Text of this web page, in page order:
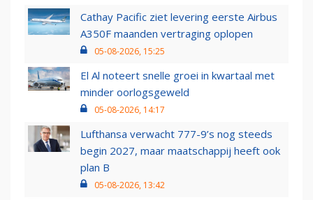
Cathay Pacific ziet levering eerste Airbus
A350F maanden vertraging oplopen
05-08-2026, 15:25
El Al noteert snelle groei in kwartaal met
minder oorlogsgeweld
05-08-2026, 14:17
Lufthansa verwacht 777-9’s nog steeds
begin 2027, maar maatschappij heeft ook
plan B
05-08-2026, 13:42